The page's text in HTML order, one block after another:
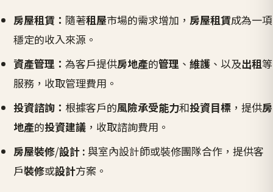
房屋租賃： 隨著租屋市場的需求增加， 房屋租賃成為一項
穩定的收入來源。
資產管理：為客戶提供房地產的管理 、維護 、以及出租等
服務，收取管理費用。
投資諮詢： 根據客戶的風險承受能力和投資目標 ，提供房
地產的投資建議 ，收取諮詢費用。
房屋裝修/設計 : 與室內設計師或裝修團隊合作，提供客
戶裝修或設計方案。